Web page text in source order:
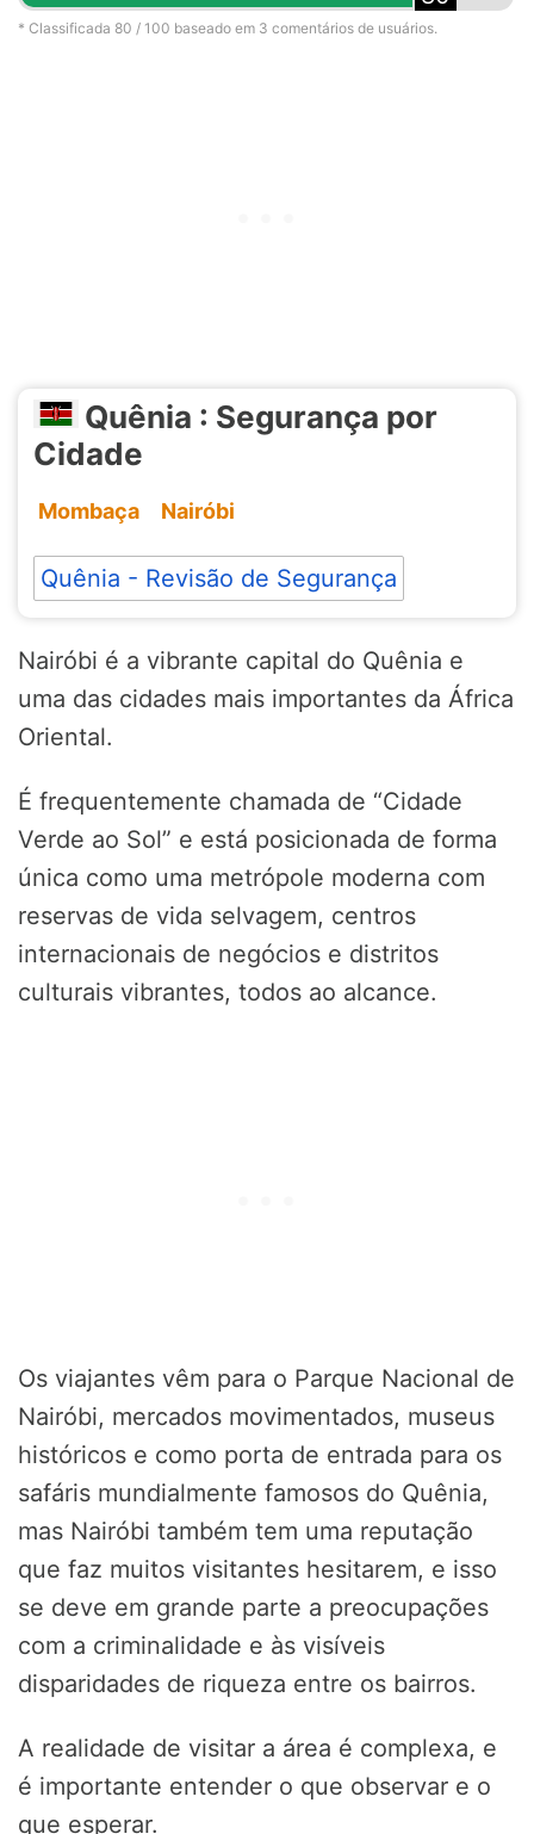
* Classificada 80 / 100 baseado em 3 comentários de usuários.
Quênia : Segurança por
Cidade
Mombaça Nairóbi
Quênia - Revisão de Segurança
Nairóbi é a vibrante capital do Quênia e
uma das cidades mais importantes da África
Oriental.
É frequentemente chamada de “Cidade
Verde ao Sol” e está posicionada de forma
única como uma metrópole moderna com
reservas de vida selvagem, centros
internacionais de negócios e distritos
culturais vibrantes, todos ao alcance.
Os viajantes vêm para o Parque Nacional de
Nairóbi, mercados movimentados, museus
históricos e como porta de entrada para os
safáris mundialmente famosos do Quênia,
mas Nairóbi também tem uma reputação
que faz muitos visitantes hesitarem, e isso
se deve em grande parte a preocupações
com a criminalidade e às visíveis
disparidades de riqueza entre os bairros.
A realidade de visitar a área é complexa, e
é importante entender o que observar e o
que esperar.